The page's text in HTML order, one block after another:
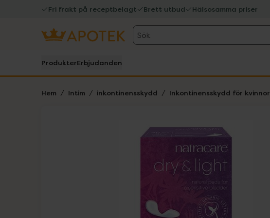
Fri frakt på receptbelagt Brett utbud Hälsosamma priser
Sök
ProdukterErbjudanden
Hem Intim inkontinensskydd Inkontinensskydd för kvinnor
Lista: . Innehåller 1 objekt.